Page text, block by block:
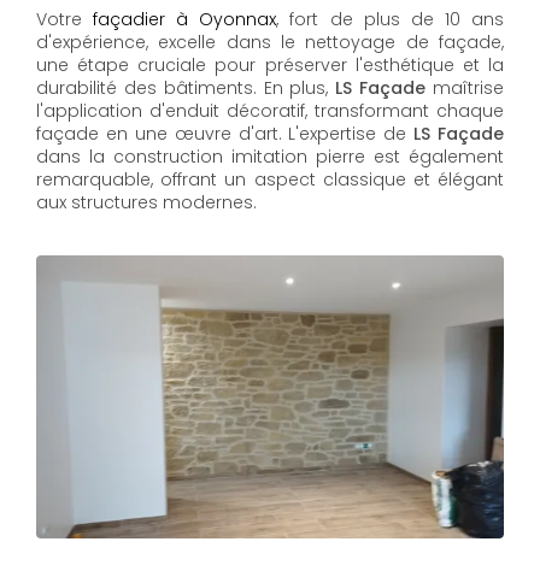
Votrefaçadier à Oyonnax, fort de plus de 10 ans
d'expérience, excelle dans le nettoyage de façade,
une étape cruciale pour préserver l'esthétique et la
durabilité des bâtiments. En plus, LS Façade maîtrise
l'application d'enduit décoratif, transformant chaque
façade en une œuvre d'art. L'expertise de LS Façade
dans la construction imitation pierre est également
remarquable, offrant un aspect classique et élégant
aux structures modernes.